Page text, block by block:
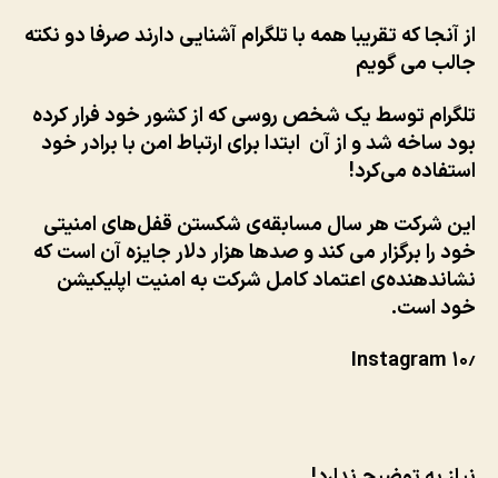
از آنجا که تقریبا همه با تلگرام آشنایی دارند صرفا دو نکته
جالب می گویم
تلگرام توسط یک شخص روسی که از کشور خود فرار کرده
بود ساخه شد و از آن ابتدا برای ارتباط امن با برادر خود
استفاده می‌کرد!
این شرکت هر سال مسابقه‌ی شکستن قفل‌های امنیتی
خود را برگزار می کند و صدها هزار دلار جایزه آن است که
نشاندهنده‌ی اعتماد کامل شرکت به امنیت اپلیکیشن
خود است.
۱۰٫ Instagram